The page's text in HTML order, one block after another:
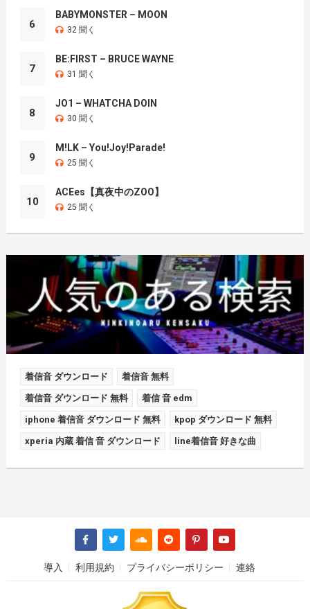
6
BABYMONSTER – MOON
32 聞く
7
BE:FIRST – BRUCE WAYNE
31 聞く
8
JO1 – WHATCHA DOIN
30 聞く
9
M!LK – You!Joy!Parade!
25 聞く
10
ACEes【真夜中のZOO】
25 聞く
着信音 ダウンロード 着信音 無料
着信音 ダウンロード 無料 着信 音 edm
iphone 着信音 ダウンロード 無料 kpop ダウンロード 無料
xperia 内蔵 着信 音 ダウンロード line着信音 好きな曲
導入 利用規約 プライバシーポリシー 連絡